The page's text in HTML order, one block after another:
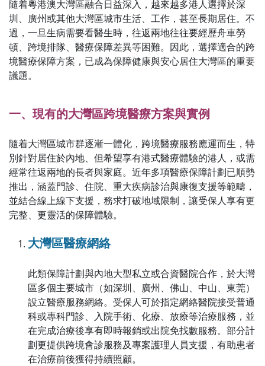
隨着粵港澳大灣區融合日益深入，越來越多港人選擇於深
圳、廣州或其他大灣區城市生活、工作，甚至長期居住。不
過，一旦生病需要看醫生時，往返兩地往往要經歷舟車勞
頓、跨境排隊、醫療保障差異等困難。因此，選擇適合的跨
境醫療保障方案，已成為保障健康與安心居住大灣區的重要
議題。
一、現有的大灣區跨境醫療方案與實例
隨着大灣區城市群逐漸一體化，跨境醫療服務應運而生，特
別針對居住於內地、但希望享有港式醫療體驗的港人，或需
經常往返兩地的長者與家庭。近年多項醫療保障計劃已順勢
推出，涵蓋門診、住院、重大疾病診治與康復支援等範疇，
並結合線上線下支援，務求打破地域限制，讓受保人享有更
完整、更靈活的保障體驗。
大灣區醫療網絡
此類保障計劃與內地大型私立或合資醫院合作，於大灣
區多個主要城市（如深圳、廣州、佛山、中山、東莞）
設立醫療服務網絡。受保人可於指定網絡醫院接受普通
科或專科門診、入院手術、化療、放療等治療服務，並
在完成治療後享有即時報銷或出院免找數服務。部分計
劃更提供跨境會診服務及專案護理人員支援，有助患者
在治療前後獲得持續照顧。